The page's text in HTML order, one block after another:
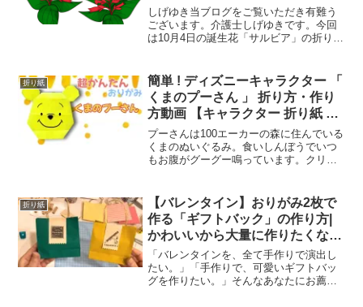
っとDIY？～Make salvia with
origami
しげゆき当ブログをご覧いただき有難う
ございます。介護士しげゆきです。今回
は10月4日の誕生花「サルビア」の折り紙
などにご参考ください。10月4日の誕生花
「サルビア」サル...
折り紙
簡単 ! ディズニーキャラクター 「
くまのプーさん 」 折り方・作り
方動画 【キャラクター 折り紙 】
Origami Pooh
プーさんは100エーカーの森に住んでいる
くまのぬいぐるみ。食いしんぼうでいつ
もお腹がグーグー鳴っています。クリス
はちみつを手に入れるため旅に出たり、
ランピーやモモンガを...
折り紙
【バレンタイン】おりがみ2枚で
作る「ギフトバック」の作り方|
かわいいから大量に作りたくな
る|お菓子や小物のプレゼントに
ちょうどいいミニサイズ gift
bag
「バレンタインを、全て手作りで演出し
たい。」「手作りで、可愛いギフトバッ
グを作りたい。」そんなあなたにお薦め